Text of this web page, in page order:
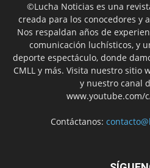
©Lucha Noticias es una
creada para los conocedores y
Nos respaldan años de
comunicación luchísticos, y
deporte espectáculo, donde
CMLL y más. Visita nuestro sitio
y nuestro canal
www.youtube.com/
Contáctanos: